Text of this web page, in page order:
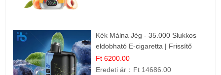
Kék Málna Jég - 35.000 Slukkos
eldobható E-cigaretta | Frissítő
Ízélmény
Ft 6200.00
Eredeti ár： Ft 14686.00